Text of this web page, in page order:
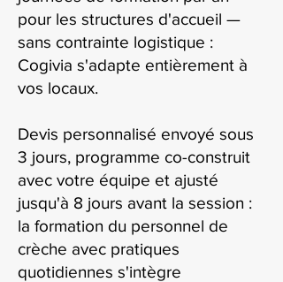
pour les structures d'accueil —
sans contrainte logistique :
Cogivia s'adapte entièrement à
vos locaux.
Devis personnalisé envoyé sous
3 jours, programme co-construit
avec votre équipe et ajusté
jusqu'à 8 jours avant la session :
la formation du personnel de
crèche avec pratiques
quotidiennes s'intègre